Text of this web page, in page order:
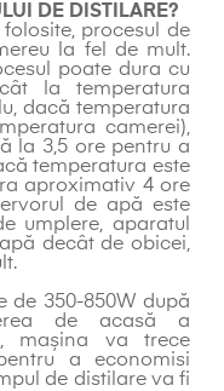
DE DISTILARE?
procesul de
la fel de mult.
poate dura cu
la temperatura
dacă temperatura
camerei),
la 3,5 ore pentru a
temperatura este
aproximativ 4 ore
de apă este
umplere, aparatul
decât de obicei,
de 350-850W după
de acasă a
mașina va trece
a economisi
de distilare va fi